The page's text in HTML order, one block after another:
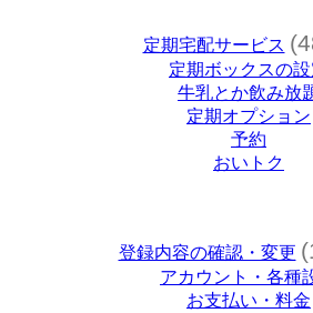
定期宅配サービス
定期ボックスの
牛乳とか飲み放
定期オプション
予約
おいトク
登録内容の確認・変更
アカウント・各種
お支払い・料金